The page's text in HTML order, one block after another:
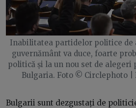
Inabilitatea partidelor politice de
guvernământ va duce, foarte
politică și la un nou set de
Bulgaria. Foto © Circlephoto |
Bulgarii sunt dezgustați de